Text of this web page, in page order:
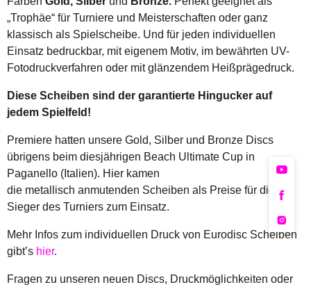
„Trophäe“ für Turniere und Meisterschaften oder ganz
klassisch als Spielscheibe. Und für jeden individuellen
Einsatz bedruckbar, mit eigenem Motiv, im bewährten UV-
Fotodruckverfahren oder mit glänzendem Heißprägedruck.
Diese Scheiben sind der garantierte Hingucker auf
jedem Spielfeld!
Premiere hatten unsere Gold, Silber und Bronze Discs
übrigens beim diesjährigen Beach Ultimate Cup in
Paganello (Italien). Hier kamen
die metallisch anmutenden Scheiben als Preise für die
Sieger des Turniers zum Einsatz.
Mehr Infos zum individuellen Druck von Eurodisc Scheiben
gibt’s hier.
Fragen zu unseren neuen Discs, Druckmöglichkeiten oder